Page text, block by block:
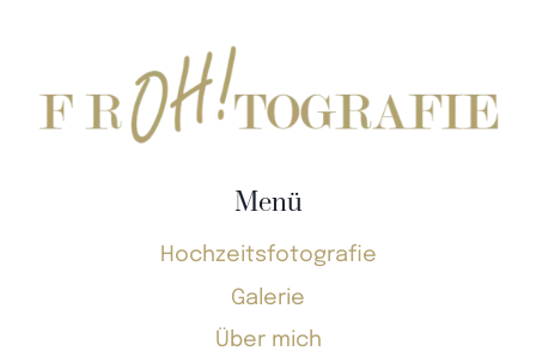
Menü
Hochzeitsfotografie
Galerie
Über mich